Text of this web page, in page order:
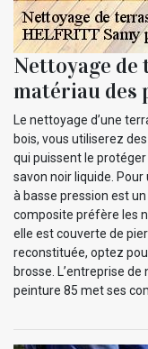
Nettoyage de
matériau des
Le nettoyage d’une
bois, vous utiliserez
qui puissent le
savon noir liquide.
à basse pression est
composite préfère les
elle est couverte de
reconstituée, optez
brosse. L’entreprise
peinture 85 met ses